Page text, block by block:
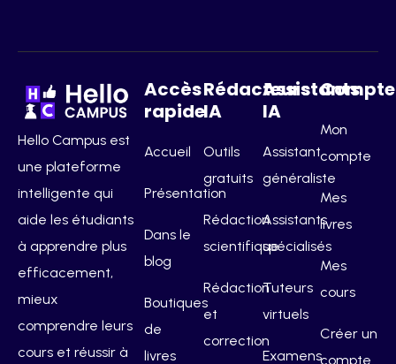
Hello Campus est
une plateforme
intelligente qui
aide les étudiants
à apprendre plus
efficacement,
mieux
comprendre leurs
cours et réussir à
Accès
rapide
Accueil
Présentation
Dans le
blog
Boutiques
de
livres
Rédacteurs
IA
Outils
gratuits
Rédaction
scientifique
Rédaction
et
correction
Assistants
IA
Assistant
généraliste
Assistants
spécialisés
Tuteurs
virtuels
Examens
Compte
Mon
compte
Mes
livres
Mes
cours
Créer un
compte